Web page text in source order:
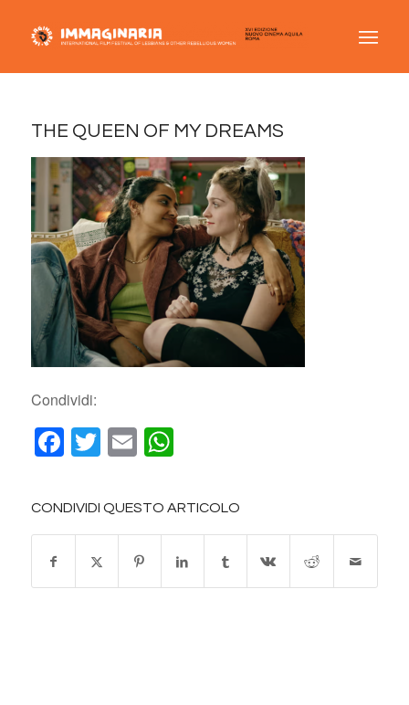
THE QUEEN OF MY DREAMS
Condividi:
Facebook
Twitter
EmailWhatsApp
CONDIVIDI QUESTO ARTICOLO